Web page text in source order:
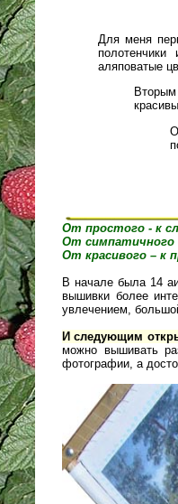
Для меня
аляповатые
От простого - к
От симпатичного
От красивого – к
В начале была 14
вышивки более
увлечением,
И следующим
можно вышивать
фотографии, а